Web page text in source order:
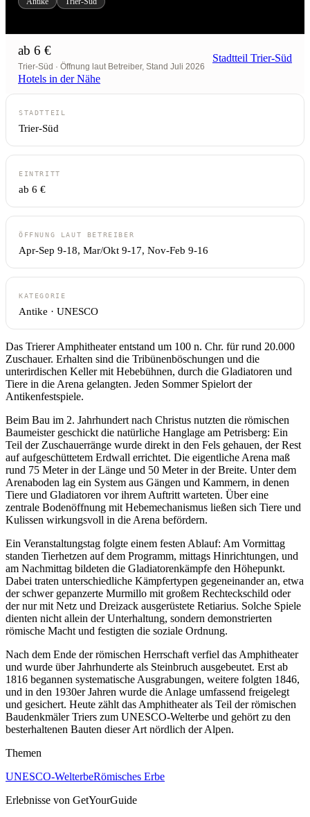
ab 6 €
Trier-Süd · Öffnung laut Betreiber, Stand Juli 2026
Stadtteil Trier-Süd
Hotels in der Nähe
STADTTEIL
Trier-Süd
EINTRITT
ab 6 €
ÖFFNUNG LAUT BETREIBER
Apr-Sep 9-18, Mar/Okt 9-17, Nov-Feb 9-16
KATEGORIE
Antike · UNESCO
Das Trierer Amphitheater entstand um 100 n. Chr. für rund 20.000
Zuschauer. Erhalten sind die Tribünenböschungen und die
unterirdischen Keller mit Hebebühnen, durch die Gladiatoren und
Tiere in die Arena gelangten. Jeden Sommer Spielort der
Antikenfestspiele.
Beim Bau im 2. Jahrhundert nach Christus nutzten die römischen
Baumeister geschickt die natürliche Hanglage am Petrisberg: Ein
Teil der Zuschauerränge wurde direkt in den Fels gehauen, der Rest
auf aufgeschüttetem Erdwall errichtet. Die eigentliche Arena maß
rund 75 Meter in der Länge und 50 Meter in der Breite. Unter dem
Arenaboden lag ein System aus Gängen und Kammern, in denen
Tiere und Gladiatoren vor ihrem Auftritt warteten. Über eine
zentrale Bodenöffnung mit Hebemechanismus ließen sich Tiere und
Kulissen wirkungsvoll in die Arena befördern.
Ein Veranstaltungstag folgte einem festen Ablauf: Am Vormittag
standen Tierhetzen auf dem Programm, mittags Hinrichtungen, und
am Nachmittag bildeten die Gladiatorenkämpfe den Höhepunkt.
Dabei traten unterschiedliche Kämpfertypen gegeneinander an, etwa
der schwer gepanzerte Murmillo mit großem Rechteckschild oder
der nur mit Netz und Dreizack ausgerüstete Retiarius. Solche Spiele
dienten nicht allein der Unterhaltung, sondern demonstrierten
römische Macht und festigten die soziale Ordnung.
Nach dem Ende der römischen Herrschaft verfiel das Amphitheater
und wurde über Jahrhunderte als Steinbruch ausgebeutet. Erst ab
1816 begannen systematische Ausgrabungen, weitere folgten 1846,
und in den 1930er Jahren wurde die Anlage umfassend freigelegt
und gesichert. Heute zählt das Amphitheater als Teil der römischen
Baudenkmäler Triers zum UNESCO-Welterbe und gehört zu den
besterhaltenen Bauten dieser Art nördlich der Alpen.
Themen
UNESCO-WelterbeRömisches Erbe
Erlebnisse von GetYourGuide